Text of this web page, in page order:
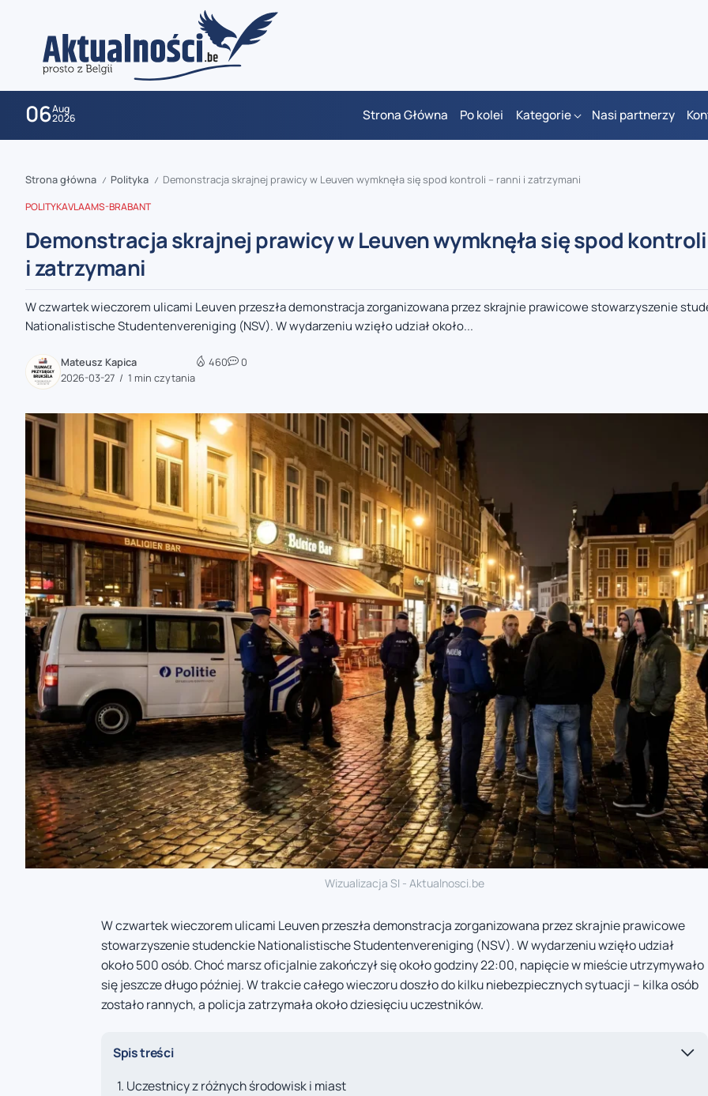
06Aug
2026 Strona Główna Po kolei Kategorie Nasi partnerzy
zaobserwuj nas
zaobserwuj nas
zaobserwuj nas
zaobserwuj nas
Strona główna / Polityka / Demonstracja skrajnej prawicy w Leuven wymknęła się spod kontroli – ranni i zatrzymani
POLITYKAVLAAMS-BRABANT
Demonstracja skrajnej prawicy w Leuven wymknęła się spod
i zatrzymani
W czwartek wieczorem ulicami Leuven przeszła demonstracja zorganizowana przez skrajnie prawicowe stowarzyszenie
Nationalistische Studentenvereniging (NSV). W wydarzeniu wzięło udział około...
Mateusz Kapica
2026-03-27
1 min czytania
460 0
Wizualizacja SI - Aktualnosci.be
W czwartek wieczorem ulicami Leuven przeszła demonstracja zorganizowana przez skrajnie prawicowe
stowarzyszenie studenckie Nationalistische Studentenvereniging (NSV). W wydarzeniu wzięło udział
około 500 osób. Choć marsz oficjalnie zakończył się około godziny 22:00, napięcie w mieście utrzymywało
się jeszcze długo później. W trakcie całego wieczoru doszło do kilku niebezpiecznych sytuacji – kilka osób
zostało rannych, a policja zatrzymała około dziesięciu uczestników.
Spis treści
Uczestnicy z różnych środowisk i miast